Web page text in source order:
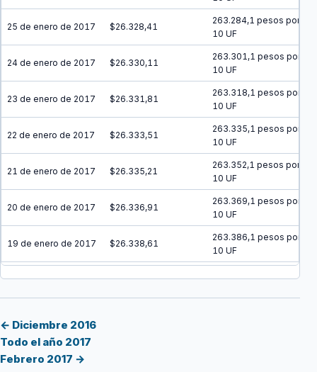
25 de enero de 2017 $26.328,41
263.284,1 pesos por
10 UF
24 de enero de 2017 $26.330,11
263.301,1 pesos por
10 UF
23 de enero de 2017 $26.331,81
263.318,1 pesos por
10 UF
22 de enero de 2017 $26.333,51
263.335,1 pesos por
10 UF
21 de enero de 2017 $26.335,21
263.352,1 pesos por
10 UF
20 de enero de 2017 $26.336,91
263.369,1 pesos por
10 UF
19 de enero de 2017 $26.338,61
263.386,1 pesos por
10 UF
18 de enero de 2017 $26.340,32
← Diciembre 2016
Todo el año 2017
Febrero 2017 →